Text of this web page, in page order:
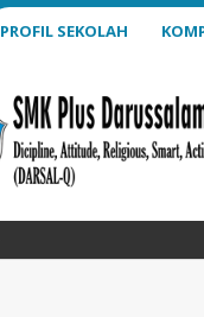
PROFIL SEKOLAH